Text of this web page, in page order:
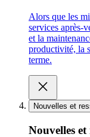
Alors que les
services après-
et la
productivité, la
terme.
Nouvelles et
Nouvelles et